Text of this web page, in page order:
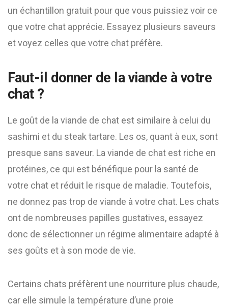
un échantillon gratuit pour que vous puissiez voir ce
que votre chat apprécie. Essayez plusieurs saveurs
et voyez celles que votre chat préfère.
Faut-il donner de la viande à votre
chat ?
Le goût de la viande de chat est similaire à celui du
sashimi et du steak tartare. Les os, quant à eux, sont
presque sans saveur. La viande de chat est riche en
protéines, ce qui est bénéfique pour la santé de
votre chat et réduit le risque de maladie. Toutefois,
ne donnez pas trop de viande à votre chat. Les chats
ont de nombreuses papilles gustatives, essayez
donc de sélectionner un régime alimentaire adapté à
ses goûts et à son mode de vie.
Certains chats préfèrent une nourriture plus chaude,
car elle simule la température d’une proie